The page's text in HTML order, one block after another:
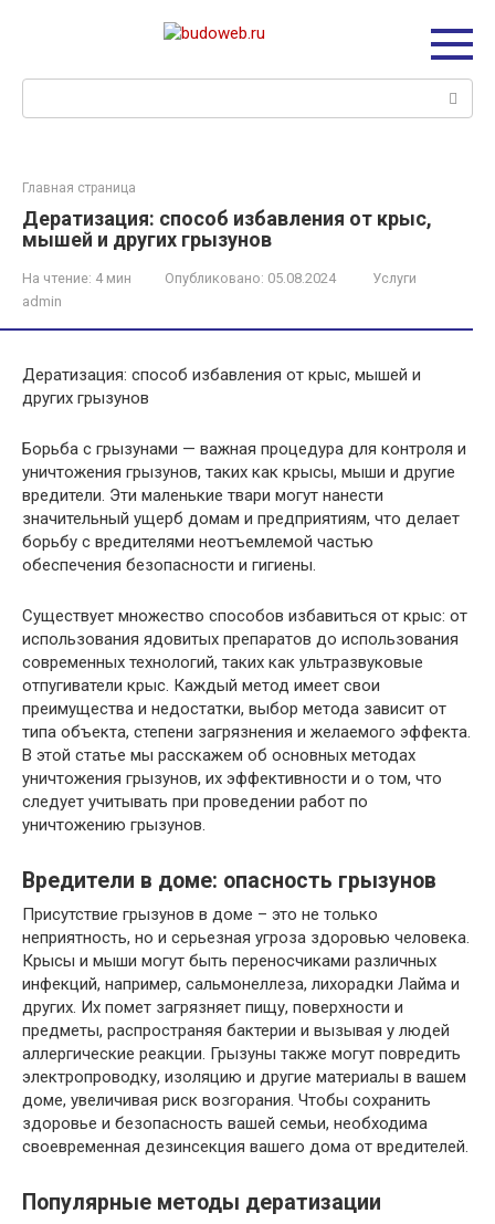
Главная страница
Дератизация: способ избавления от крыс,
мышей и других грызунов
На чтение: 4 мин Опубликовано: 05.08.2024
Услуги
admin
Дератизация: способ избавления от крыс, мышей и
других грызунов
Борьба с грызунами — важная процедура для контроля и
уничтожения грызунов, таких как крысы, мыши и другие
вредители. Эти маленькие твари могут нанести
значительный ущерб домам и предприятиям, что делает
борьбу с вредителями неотъемлемой частью
обеспечения безопасности и гигиены.
Существует множество способов избавиться от крыс: от
использования ядовитых препаратов до использования
современных технологий, таких как ультразвуковые
отпугиватели крыс. Каждый метод имеет свои
преимущества и недостатки, выбор метода зависит от
типа объекта, степени загрязнения и желаемого эффекта.
В этой статье мы расскажем об основных методах
уничтожения грызунов, их эффективности и о том, что
следует учитывать при проведении работ по
уничтожению грызунов.
Вредители в доме: опасность грызунов
Присутствие грызунов в доме – это не только
неприятность, но и серьезная угроза здоровью человека.
Крысы и мыши могут быть переносчиками различных
инфекций, например, сальмонеллеза, лихорадки Лайма и
других. Их помет загрязняет пищу, поверхности и
предметы, распространяя бактерии и вызывая у людей
аллергические реакции. Грызуны также могут повредить
электропроводку, изоляцию и другие материалы в вашем
доме, увеличивая риск возгорания. Чтобы сохранить
здоровье и безопасность вашей семьи, необходима
своевременная дезинсекция вашего дома от вредителей.
Популярные методы дератизации